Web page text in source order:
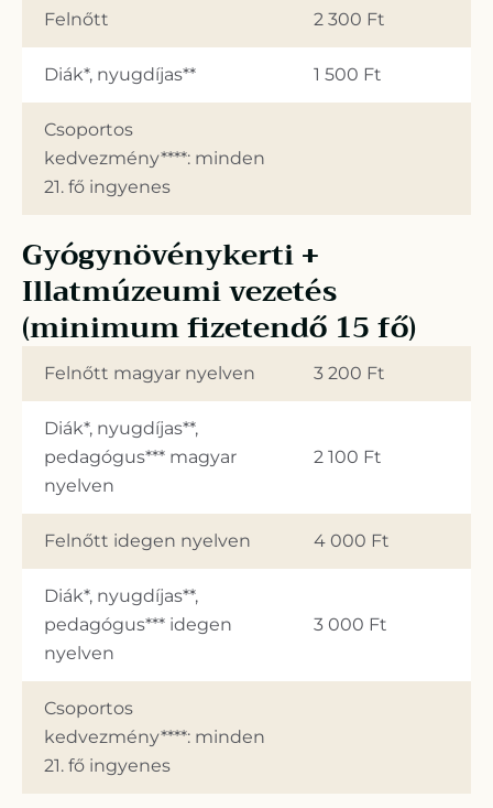
Felnőtt 2 300 Ft
Diák*, nyugdíjas** 1 500 Ft
Csoportos
kedvezmény****: minden
21. fő ingyenes
Gyógynövénykerti +
Illatmúzeumi vezetés
(minimum fizetendő 15 fő)
Felnőtt magyar nyelven 3 200 Ft
Diák*, nyugdíjas**,
pedagógus*** magyar
nyelven
2 100 Ft
Felnőtt idegen nyelven 4 000 Ft
Diák*, nyugdíjas**,
pedagógus*** idegen
nyelven
3 000 Ft
Csoportos
kedvezmény****: minden
21. fő ingyenes